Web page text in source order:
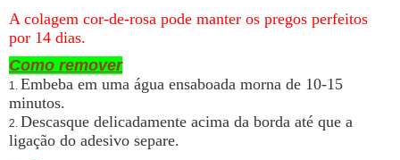
A colagem cor-de-rosa pode manter os pregos perfeitos
por 14 dias.
Como remover
1. Embeba em uma água ensaboada morna de 10-15
minutos.
2. Descasque delicadamente acima da borda até que a
ligação do adesivo separe.